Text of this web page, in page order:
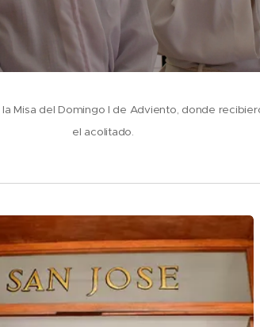
Misa del Domingo I de Adviento, donde
el acolitado.